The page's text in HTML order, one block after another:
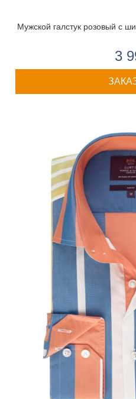
Мужской галстук розовый с
3